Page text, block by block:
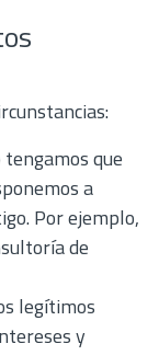
que
a
Por ejemplo,
de
legítimos
y